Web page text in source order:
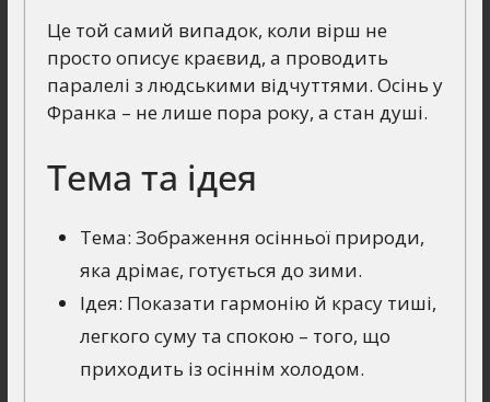
Це той самий випадок, коли вірш не
просто описує краєвид, а проводить
паралелі з людськими відчуттями. Осінь у
Франка – не лише пора року, а стан душі.
Тема та ідея
Тема: Зображення осінньої природи,
яка дрімає, готується до зими.
Ідея: Показати гармонію й красу тиші,
легкого суму та спокою – того, що
приходить із осіннім холодом.